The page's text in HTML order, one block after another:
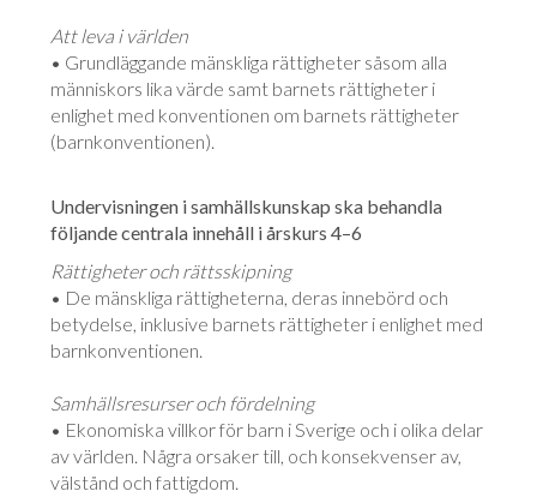
Att leva i världen
• Grundläggande mänskliga rättigheter såsom alla
människors lika värde samt barnets rättigheter i
enlighet med konventionen om barnets rättigheter
(barnkonventionen).
Undervisningen i samhällskunskap ska behandla
följande centrala innehåll i årskurs 4–6
Rättigheter och rättsskipning
• De mänskliga rättigheterna, deras innebörd och
betydelse, inklusive barnets rättig­heter i enlighet med
barnkonventionen.
Samhällsresurser och fördelning
• Ekonomiska villkor för barn i Sverige och i olika delar
av världen. Några orsaker till, och konsekvenser av,
välstånd och fattigdom.